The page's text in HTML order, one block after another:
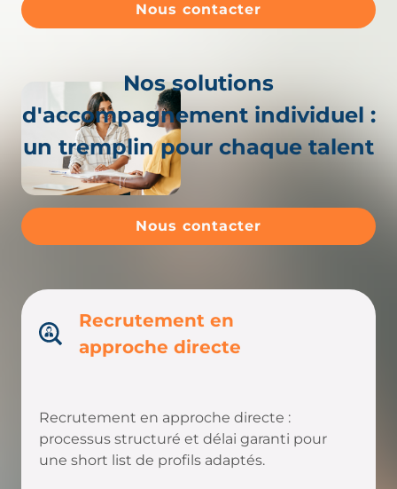
Nous contacter
Nos solutions
d'accompagnement individuel :
un tremplin pour chaque talent
Nous contacter
Recrutement en
approche directe
Recrutement en approche directe :
processus structuré et délai garanti pour
une short list de profils adaptés.